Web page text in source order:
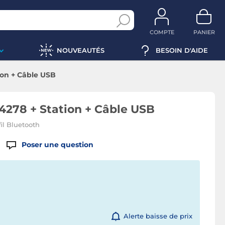
COMPTE PANIER
NOUVEAUTÉS BESOIN D'AIDE
+ Câble USB
+ Station + Câble USB
Bluetooth
Poser une question
Alerte baisse de prix